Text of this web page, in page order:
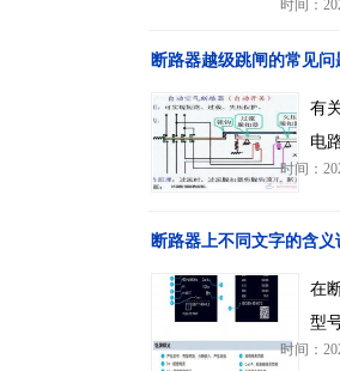
时间：
断路器越级跳闸的常见问
有
电
时间：
断路器上不同文字的含义
在
型
时间：